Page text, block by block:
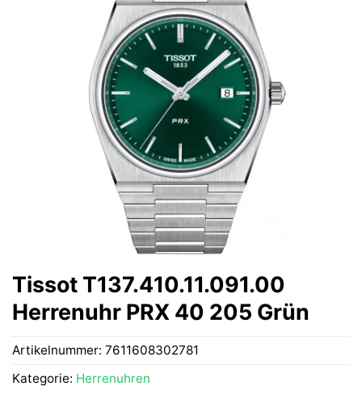
Tissot T137.410.11.091.00
Herrenuhr PRX 40 205 Grün
Artikelnummer: 7611608302781
Kategorie: Herrenuhren